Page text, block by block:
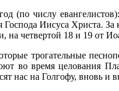
(по числу
Иисуса Христа.
на четвертой 18 и 19 от
трогательные
во время целования
нас на Голгофу, вновь и